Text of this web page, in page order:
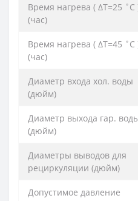
Время нагрева ( ΔТ=25 ˚С
(час)
Время нагрева ( ΔТ=45 ˚С
(час)
Диаметр входа хол. воды
(дюйм)
Диаметр выхода гар.
(дюйм)
Диаметры выводов для
рециркуляции (дюйм)
Допустимое давление